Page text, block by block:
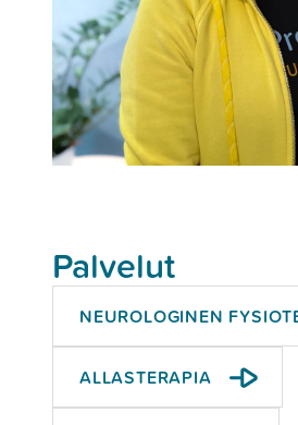
Palvelut
NEUROLOGINEN
ALLASTERAPIA